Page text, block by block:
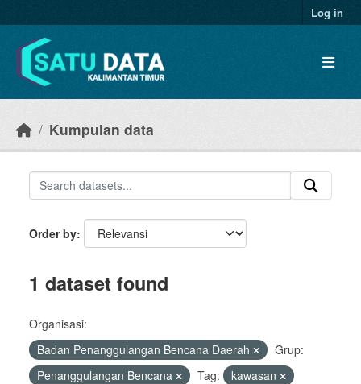
Log in
Kumpulan data
Order by
1 dataset found
Organisasi:
Badan Penanggulangan Bencana Daerah
Grup:
Penanggulangan Bencana
Tag:
kawasan